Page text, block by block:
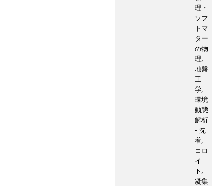
理・
ソフ
トマ
ター
の物
理,
地盤
工
学,
環境
動態
解析
- 沈
着,
コロ
イ
ド,
凝集